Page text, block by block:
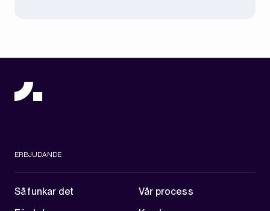
ERBJUDANDE
Så funkar det
Vår process